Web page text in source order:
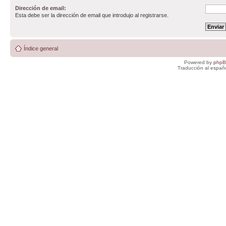
Dirección de email:
Esta debe ser la dirección de email que introdujo al registrarse.
Índice general
Powered by
Traducción al